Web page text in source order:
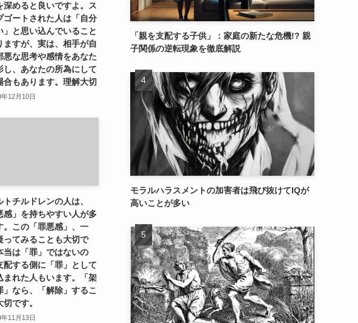
深めると良いですよ。ス
ゴートされた人は「自分
」と思い込んでいること
ますが、実は、相手が自
悪な思考や感情をあなた
し、あなたの所為にして
合もあります。理解大切
12月10日
トチルドレンの人は、
感」を持ちやすい人が多
。この「罪悪感」、一
ってみることも大切で
当は「罪」ではないの
配する側に「罪」として
まれた人もいます。「架
」なら、「解除」するこ
切です。
11月13日
「親を支配する子供」：家庭の新たな危機!? 親
子関係の逆転現象を徹底解説
モラルハラスメントの加害者は飛び抜けてIQが
高いことが多い